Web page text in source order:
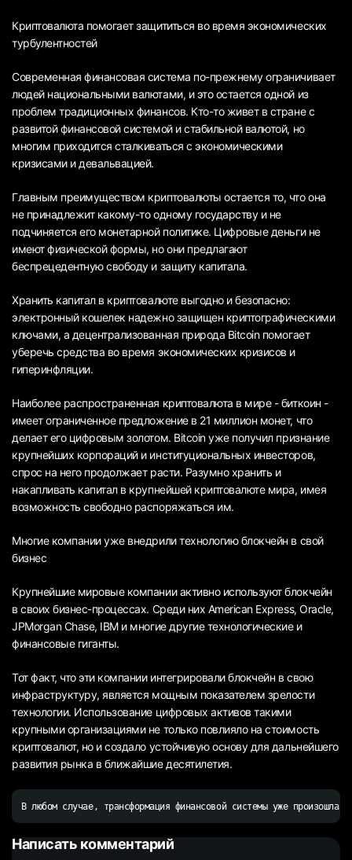
Криптовалюта помогает защититься во время экономических
турбулентностей
Современная финансовая система по-прежнему ограничивает
людей национальными валютами, и это остается одной из
проблем традиционных финансов. Кто-то живет в стране с
развитой финансовой системой и стабильной валютой, но
многим приходится сталкиваться с экономическими
кризисами и девальвацией.
Главным преимуществом криптовалюты остается то, что она
не принадлежит какому-то одному государству и не
подчиняется его монетарной политике. Цифровые деньги не
имеют физической формы, но они предлагают
беспрецедентную свободу и защиту капитала.
Хранить капитал в криптовалюте выгодно и безопасно:
электронный кошелек надежно защищен криптографическими
ключами, а децентрализованная природа Bitcoin помогает
уберечь средства во время экономических кризисов и
гиперинфляции.
Наиболее распространенная криптовалюта в мире - биткоин -
имеет ограниченное предложение в 21 миллион монет, что
делает его цифровым золотом. Bitcoin уже получил признание
крупнейших корпораций и институциональных инвесторов,
спрос на него продолжает расти. Разумно хранить и
накапливать капитал в крупнейшей криптовалюте мира, имея
возможность свободно распоряжаться им.
Многие компании уже внедрили технологию блокчейн в свой
бизнес
Крупнейшие мировые компании активно используют блокчейн
в своих бизнес-процессах. Среди них American Express, Oracle,
JPMorgan Chase, IBM и многие другие технологические и
финансовые гиганты.
Тот факт, что эти компании интегрировали блокчейн в свою
инфраструктуру, является мощным показателем зрелости
технологии. Использование цифровых активов такими
крупными организациями не только повлияло на стоимость
криптовалют, но и создало устойчивую основу для дальнейшего
развития рынка в ближайшие десятилетия.
В любом случае, трансформация финансовой системы уже
Написать комментарий